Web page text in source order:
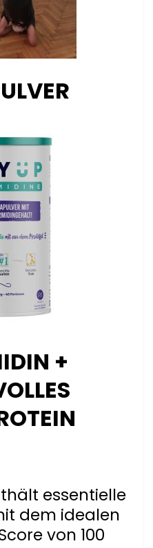
+
essentielle
dem idealen
von 100